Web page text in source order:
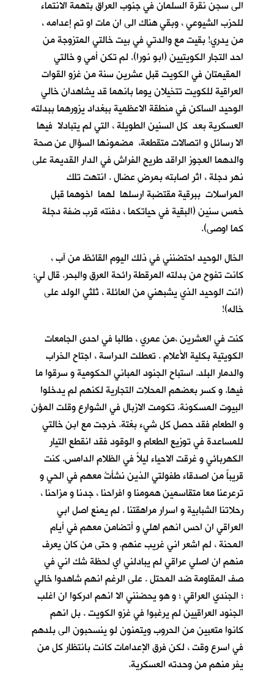
الى سجن نقرة السلمان في جنوب العراق بتهمة الانتماء
للحزب الشيوعي ، وبقي هناك الى ان مات او تم إعدامه ،
من يدري! بقيت مع والدتي في بيت خالتي المتزوجة من
احد التجار الكويتيين (ابو نورا). لم تكن أمي و خالتي
المقيمتان في الكويت قبل عشرين سنة من غزو القوات
العراقية للكويت تتخيلان يوما بانهما قد يشاهدان خالي
الوحيد الساكن في منطقة الاعظمية ببغداد يزورهما ببدلته
العسكرية بعد كل السنين الطويلة ، التي لم يتبادلا فيها
الا رسائل و اتصالات متقطعة، مضمونها السؤال عن صحة
والدهما العجوز الراقد طريح الفراش في الدار القديمة على
نهر دجلة ، اثر اصابته بمرضِ عضال . انتهت تلك
المراسلات ببرقية مقتضبة ارسلها لهما اخوهما قبل
خمس سنين (البقية في حياتكما ، دفنته قرب ضفة دجلة
كما اوصى).
الخال الوحيد احتضنني في ذلك اليوم القائظ من آب ،
كانت تفوح من بدلته المرقطة رائحة العرق والبحر. قال لي:
(انت الوحيد الذي يشبهني من العائلة ، ثلثي الولد على
خاله)!
كنت في العشرين ،من عمري ، طالبا في احدى الجامعات
الكويتية بكلية الأعلام . تعطلت الدراسة ، اجتاح الخراب
والدمار البلد. استباح الجنود المباني الحكومية و سرقوا ما
فيها. و كسر بعضهم المحلات التجارية لكنهم لم يدخلوا
البيوت المسكونة. تكومت الازبال في الشوارع وقلت المؤن
و الطعام فقد حصل كل شيء بغتة. خرجت مع ابن خالتي
للمساعدة في توزيع الطعام و الوقود فقد انقطع التيار
الكهربائي و غرقت الاحياء ليلاً في الظلام الدامس. كنت
قريباً من اصدقاء طفولتي الذين نشأتُ معهم في الحي و
ترعرعنا معا متقاسمين همومنا و افراحنا ، جدنا و مزاحنا ،
رحلاتنا الشبابية و اسرار مراهقتنا . لم يمنع اصل ابي
العراقي ان احس انهم اهلي و أتضامن معهم في أيام
المحنة ، لم اشعر اني غريب عنهم. و حتى من كان يعرف
منهم ان اصلي عراقي لم يبادلني اي لحظة شك اني في
صف المقاومة ضد المحتل . على الرغم انهم شاهدوا خالي
؛ الجندي العراقي ؛ و هو يحضنني الا انهم ادركوا ان اغلب
الجنود العراقيين لم يرغبوا في غزو الكويت . بل انهم
كانوا متعبين من الحروب ويتمنون لو ينسحبون الى بلدهم
في اسرع وقت ، لكن فرق الإعدامات كانت بانتظار كل من
يفر منهم من وحدته العسكرية.